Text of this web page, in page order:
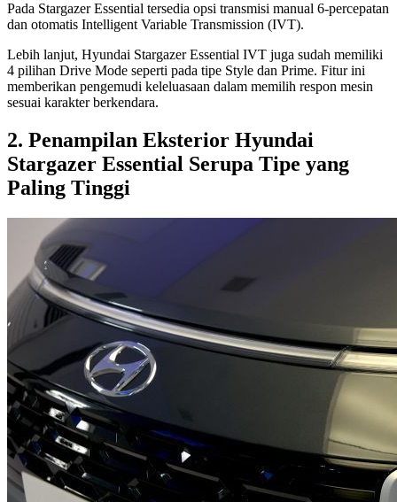
Pada Stargazer Essential tersedia opsi transmisi manual 6-percepatan
dan otomatis Intelligent Variable Transmission (IVT).
Lebih lanjut, Hyundai Stargazer Essential IVT juga sudah memiliki
4 pilihan Drive Mode seperti pada tipe Style dan Prime. Fitur ini
memberikan pengemudi keleluasaan dalam memilih respon mesin
sesuai karakter berkendara.
2. Penampilan Eksterior Hyundai
Stargazer Essential Serupa Tipe yang
Paling Tinggi